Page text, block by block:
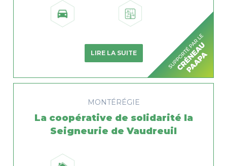
LIRE LA SUITE
MONTÉRÉGIE
La coopérative de solidarité la
Seigneurie de Vaudreuil